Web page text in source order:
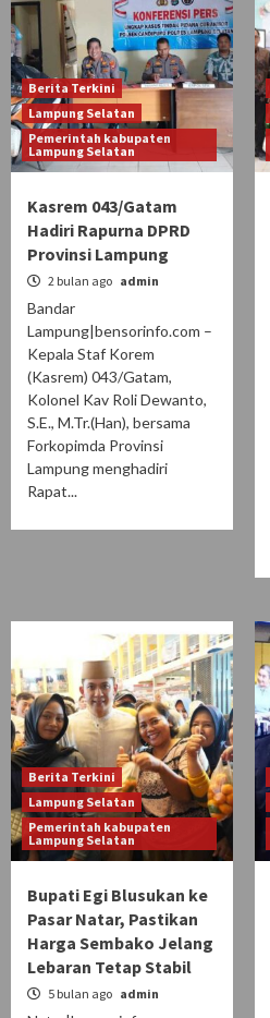
Berita Terkini
Lampung Selatan
Pemerintah kabupaten
Lampung Selatan
Kasrem 043/Gatam
Hadiri Rapurna DPRD
Provinsi Lampung
2 bulan ago admin
Bandar
Lampung|bensorinfo.com –
Kepala Staf Korem
(Kasrem) 043/Gatam,
Kolonel Kav Roli Dewanto,
S.E., M.Tr.(Han), bersama
Forkopimda Provinsi
Lampung menghadiri
Rapat...
Berita Terkini
Lampung Selatan
Pemerintah kabupaten
Lampung Selatan
Bupati Egi Blusukan ke
Pasar Natar, Pastikan
Harga Sembako Jelang
Lebaran Tetap Stabil
5 bulan ago admin